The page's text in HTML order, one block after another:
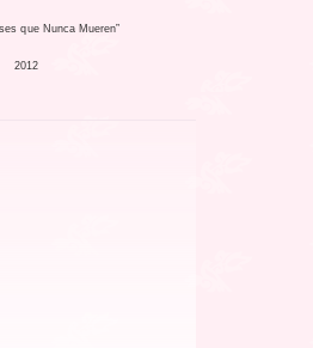
que Nunca Mueren”
2012